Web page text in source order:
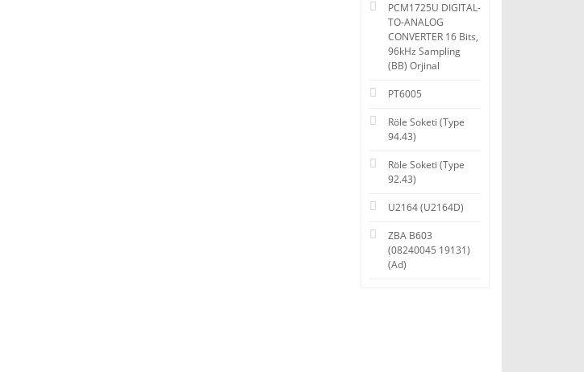
PCM1725U DIGITAL-
TO-ANALOG
CONVERTER 16 Bits,
96kHz Sampling
(BB) Orjinal
PT6005
Röle Soketi (Type
94.43)
Röle Soketi (Type
92.43)
U2164 (U2164D)
ZBA B603
(08240045 19131)
(Ad)